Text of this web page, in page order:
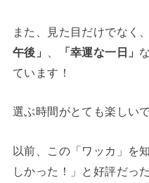
また、見た目だけでなく、
午後」
「幸運な一日」
ています！
選ぶ時間がとても楽しい
以前、この「ワッカ」を
しかった！」と好評だっ